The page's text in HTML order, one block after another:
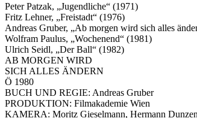
Peter Patzak, „Jugendliche“ (1971)
Fritz Lehner, „Freistadt“ (1976)
Andreas Gruber, „Ab morgen wird sich alles
Wolfram Paulus, „Wochenend“ (1981)
Ulrich Seidl, „Der Ball“ (1982)
AB MORGEN WIRD
SICH ALLES ÄNDERN
Ö 1980
BUCH UND REGIE: Andreas Gruber
PRODUKTION: Filmakademie Wien
KAMERA: Moritz Gieselmann, Hermann